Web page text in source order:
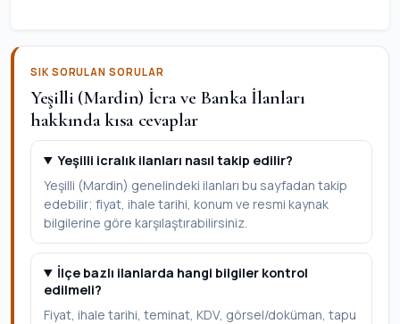
SIK SORULAN SORULAR
Yeşilli (Mardin) İcra ve Banka İlanları
hakkında kısa cevaplar
Yeşilli icralık ilanları nasıl takip edilir?
Yeşilli (Mardin) genelindeki ilanları bu sayfadan takip
edebilir; fiyat, ihale tarihi, konum ve resmi kaynak
bilgilerine göre karşılaştırabilirsiniz.
İlçe bazlı ilanlarda hangi bilgiler kontrol
edilmeli?
Fiyat, ihale tarihi, teminat, KDV, görsel/doküman, tapu